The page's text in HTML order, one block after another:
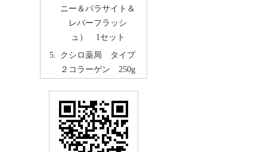
ニー＆パラサイト＆
レバーフラッシ
ュ） 1セット
クシロ薬局 タイプ
２コラーゲン 250g